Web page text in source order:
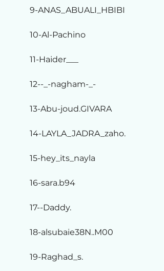
9-ANAS_ABUALI_HBIBI
10-Al-Pachino
11-Haider___
12--_-nagham-_-
13-Abu-joud.GIVARA
14-LAYLA_JADRA_zaho.
15-hey_its_nayla
16-sara.b94
17--Daddy.
18-alsubaie38N..M00
19-Raghad_s.